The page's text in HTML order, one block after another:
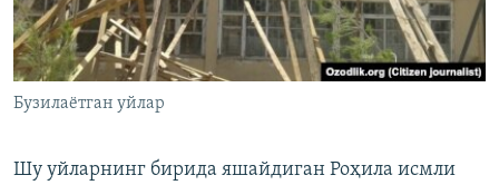
Бузилаётган уйлар
Шу уйларнинг бирида яшайдиган Роҳила исмли